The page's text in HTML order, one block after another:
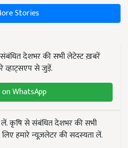
Stories
देशभर की सभी लेटेस्ट ख़बरें
व्हाट्सएप से जुड़ें.
on WhatsApp
कृषि से संबंधित देशभर की सभी
हमारे न्यूज़लेटर की सदस्यता लें.